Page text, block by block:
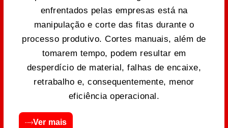
enfrentados pelas empresas está na
manipulação e corte das fitas durante o
processo produtivo. Cortes manuais, além de
tomarem tempo, podem resultar em
desperdício de material, falhas de encaixe,
retrabalho e, consequentemente, menor
eficiência operacional.
Ver mais